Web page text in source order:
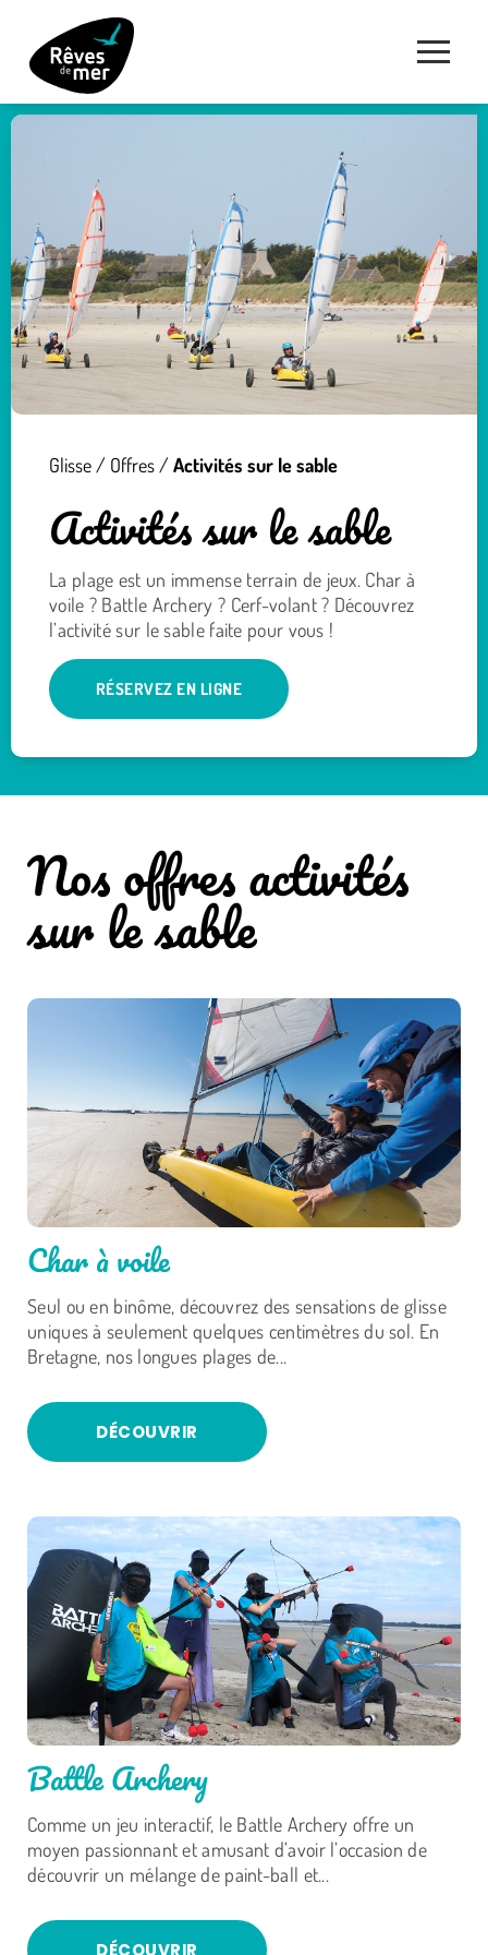
Glisse / Offres / Activités sur le sable
Activités sur le sable
La plage est un immense terrain de jeux. Char à
voile ? Battle Archery ? Cerf-volant ? Découvrez
l’activité sur le sable faite pour vous !
RÉSERVEZ EN LIGNE
Nos offres activités
sur le sable
Char à voile
Seul ou en binôme, découvrez des sensations de glisse
uniques à seulement quelques centimètres du sol. En
Bretagne, nos longues plages de...
DÉCOUVRIR
Battle Archery
Comme un jeu interactif, le Battle Archery offre un
moyen passionnant et amusant d’avoir l’occasion de
découvrir un mélange de paint-ball et...
DÉCOUVRIR